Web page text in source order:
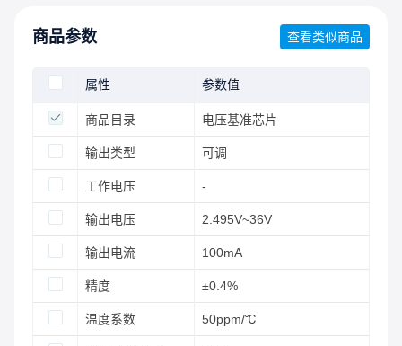
商品参数 查看类似商品
属性 参数值
商品目录 电压基准芯片
输出类型 可调
工作电压 -
输出电压 2.495V~36V
输出电流 100mA
精度 ±0.4%
温度系数 50ppm/℃